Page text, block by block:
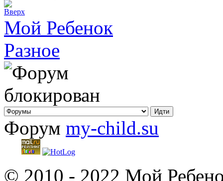
Мой Ребенок
Разное
Форум my-child.su
© 2010 - 2022 Мой